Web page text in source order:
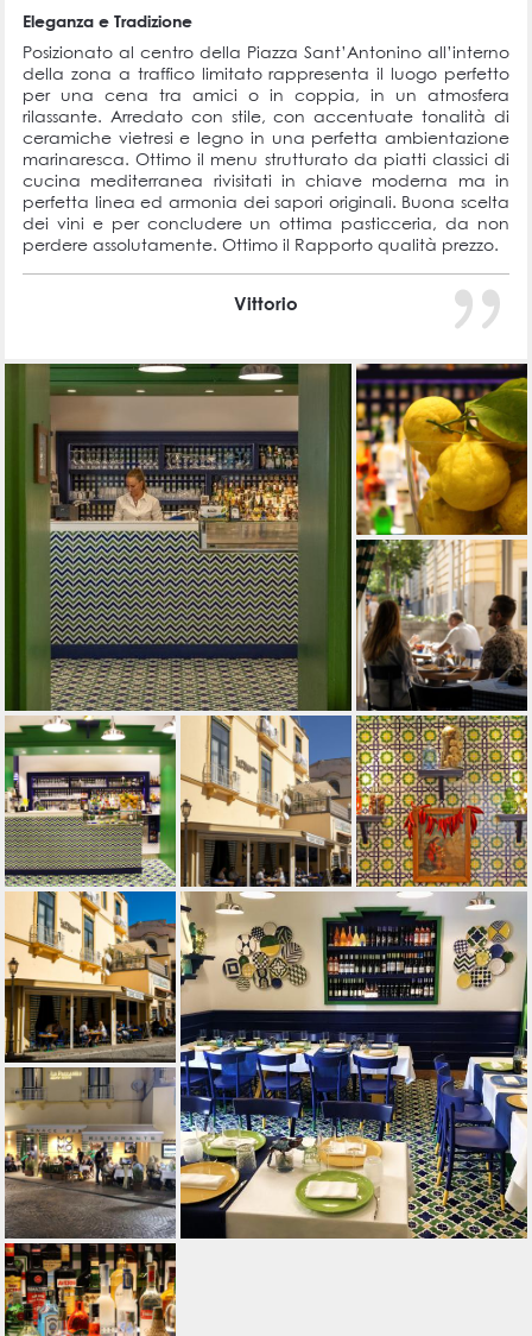
Eleganza e Tradizione
Posizionato al centro della Piazza Sant’Antonino all’interno
della zona a traffico limitato rappresenta il luogo perfetto
per una cena tra amici o in coppia, in un atmosfera
rilassante. Arredato con stile, con accentuate tonalità di
ceramiche vietresi e legno in una perfetta ambientazione
marinaresca. Ottimo il menu strutturato da piatti classici di
cucina mediterranea rivisitati in chiave moderna ma in
perfetta linea ed armonia dei sapori originali. Buona scelta
dei vini e per concludere un ottima pasticceria, da non
perdere assolutamente. Ottimo il Rapporto qualità prezzo.
Vittorio